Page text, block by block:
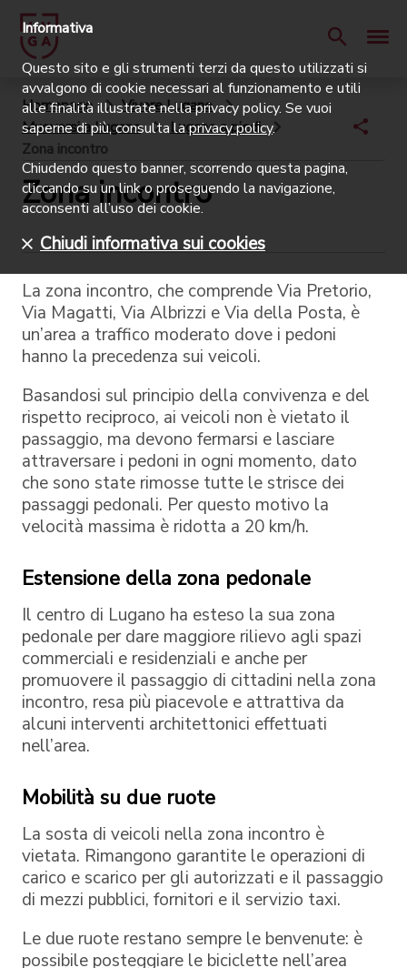
Homepage
Vivere Lugano
Muoversi a Lugano
Lugano a piedi
Zona incontro
Zona incontro
La zona incontro, che comprende Via Pretorio,
Via Magatti, Via Albrizzi e Via della Posta, è
un’area a traffico moderato dove i pedoni
hanno la precedenza sui veicoli.
Basandosi sul principio della convivenza e del
rispetto reciproco, ai veicoli non è vietato il
passaggio, ma devono fermarsi e lasciare
attraversare i pedoni in ogni momento, dato
che sono state rimosse tutte le strisce dei
passaggi pedonali. Per questo motivo la
velocità massima è ridotta a 20 km/h.
Estensione della zona pedonale
Il centro di Lugano ha esteso la sua zona
pedonale per dare maggiore rilievo agli spazi
commerciali e residenziali e anche per
promuovere il passaggio di cittadini nella zona
incontro, resa più piacevole e attrattiva da
alcuni interventi architettonici effettuati
nell’area.
Mobilità su due ruote
La sosta di veicoli nella zona incontro è
vietata. Rimangono garantite le operazioni di
carico e scarico per gli autorizzati e il passaggio
di mezzi pubblici, fornitori e il servizio taxi.
Le due ruote restano sempre le benvenute: è
possibile posteggiare le biciclette nell’area
Informativa
Questo sito e gli strumenti terzi da questo utilizzati si
avvalgono di cookie necessari al funzionamento e utili
alle finalità illustrate nella privacy policy. Se vuoi
saperne di più, consulta laprivacy policy.
Chiudendo questo banner, scorrendo questa pagina,
cliccando su un link o proseguendo la navigazione,
acconsenti all’uso dei cookie.
Chiudi informativa sui cookies